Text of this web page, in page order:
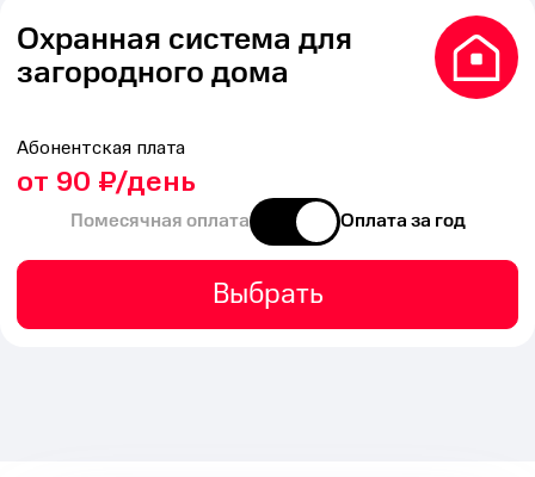
Охранная система для
загородного дома
Абонентская плата
от 90 ₽/день
Помесячная оплата Оплата за год
Выбрать